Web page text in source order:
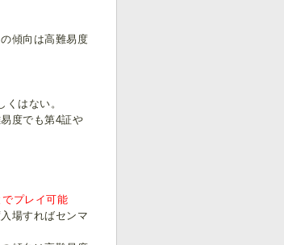
傾向は高難易度
はない。
度でも第4証や
プレイ可能
場すればセンマ